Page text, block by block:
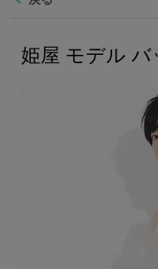
姫屋 モデル